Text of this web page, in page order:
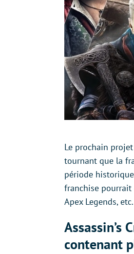
Le prochain
tournant que la
période
franchise pourrait
Apex Legends, etc.
contenant